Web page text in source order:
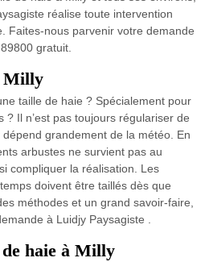
réalise toute intervention
Faites-nous parvenir votre demande
gratuit.
Milly
taille de haie ? Spécialement pour
Il n’est pas toujours régulariser de
grandement de la météo. En
arbustes ne survient pas au
compliquer la réalisation. Les
doivent être taillés dès que
méthodes et un grand savoir-faire,
à Luidjy Paysagiste .
haie à Milly